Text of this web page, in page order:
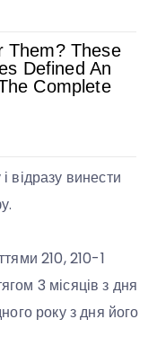
відразу винести
210, 210-1
3 місяців з дня
року з дня його